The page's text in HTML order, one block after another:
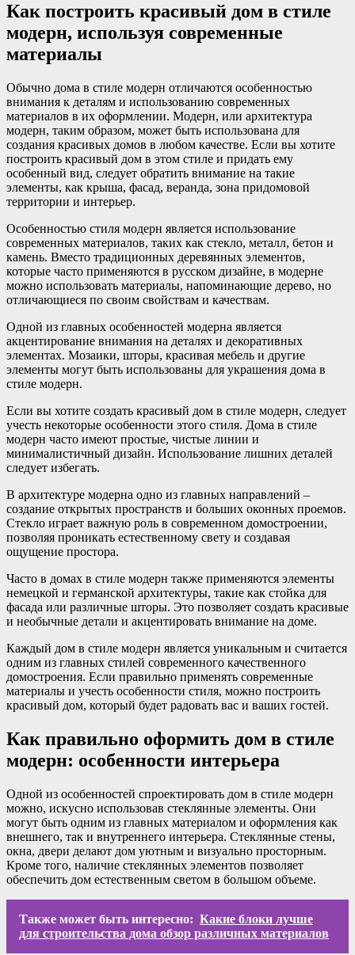
Как построить красивый дом в стиле
модерн, используя современные
материалы
Обычно дома в стиле модерн отличаются особенностью
внимания к деталям и использованию современных
материалов в их оформлении. Модерн, или архитектура
модерн, таким образом, может быть использована для
создания красивых домов в любом качестве. Если вы хотите
построить красивый дом в этом стиле и придать ему
особенный вид, следует обратить внимание на такие
элементы, как крыша, фасад, веранда, зона придомовой
территории и интерьер.
Особенностью стиля модерн является использование
современных материалов, таких как стекло, металл, бетон и
камень. Вместо традиционных деревянных элементов,
которые часто применяются в русском дизайне, в модерне
можно использовать материалы, напоминающие дерево, но
отличающиеся по своим свойствам и качествам.
Одной из главных особенностей модерна является
акцентирование внимания на деталях и декоративных
элементах. Мозаики, шторы, красивая мебель и другие
элементы могут быть использованы для украшения дома в
стиле модерн.
Если вы хотите создать красивый дом в стиле модерн, следует
учесть некоторые особенности этого стиля. Дома в стиле
модерн часто имеют простые, чистые линии и
минималистичный дизайн. Использование лишних деталей
следует избегать.
В архитектуре модерна одно из главных направлений –
создание открытых пространств и больших оконных проемов.
Стекло играет важную роль в современном домостроении,
позволяя проникать естественному свету и создавая
ощущение простора.
Часто в домах в стиле модерн также применяются элементы
немецкой и германской архитектуры, такие как стойка для
фасада или различные шторы. Это позволяет создать красивые
и необычные детали и акцентировать внимание на доме.
Каждый дом в стиле модерн является уникальным и считается
одним из главных стилей современного качественного
домостроения. Если правильно применять современные
материалы и учесть особенности стиля, можно построить
красивый дом, который будет радовать вас и ваших гостей.
Как правильно оформить дом в стиле
модерн: особенности интерьера
Одной из особенностей спроектировать дом в стиле модерн
можно, искусно использовав стеклянные элементы. Они
могут быть одним из главных материалом и оформления как
внешнего, так и внутреннего интерьера. Стеклянные стены,
окна, двери делают дом уютным и визуально просторным.
Кроме того, наличие стеклянных элементов позволяет
обеспечить дом естественным светом в большом объеме.
Также может быть интересно: Какие блоки лучше
для строительства дома обзор различных материалов